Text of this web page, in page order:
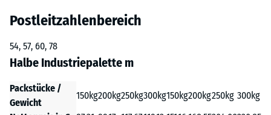
Postleitzahlenbereich
54, 57, 60, 78
Halbe Industriepalette m
Packstücke /
Gewicht
150kg200kg250kg300kg150kg200kg250kg 300kg